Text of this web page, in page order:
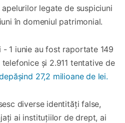
legate de suspiciuni
în domeniul patrimonial.
1 iunie au fost raportate 149
și 2.911 tentative de
27,2 milioane de lei.
diverse identități false,
ai instituțiilor de drept, ai